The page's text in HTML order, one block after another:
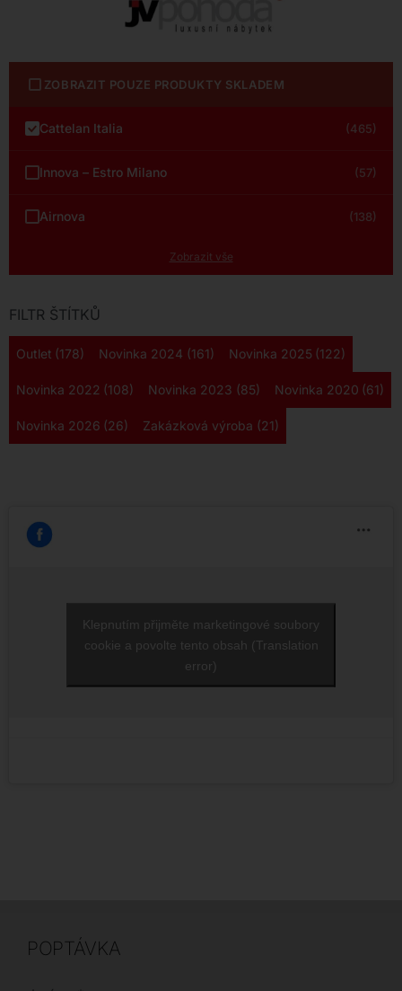
ZOBRAZIT POUZE PRODUKTY SKLADEM
Cattelan Italia (465)
Innova – Estro Milano (57)
Airnova (138)
Zobrazit vše
FILTR ŠTÍTKŮ
Outlet (178) Novinka 2024 (161) Novinka 2025 (122)
Novinka 2022 (108) Novinka 2023 (85) Novinka 2020 (61)
Novinka 2026 (26) Zakázková výroba (21)
Klepnutím přijměte marketingové soubory
cookie a povolte tento obsah (Translation
error)
POPTÁVKA